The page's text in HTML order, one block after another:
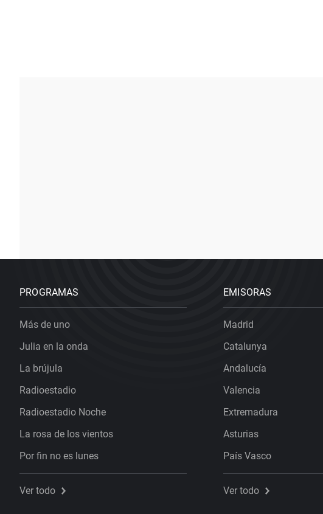
PROGRAMAS
Más de uno
Julia en la onda
La brújula
Radioestadio
Radioestadio Noche
La rosa de los vientos
Por fin no es lunes
Ver todo
EMISORAS
Madrid
Catalunya
Andalucía
Valencia
Extremadura
Asturias
País Vasco
Ver todo